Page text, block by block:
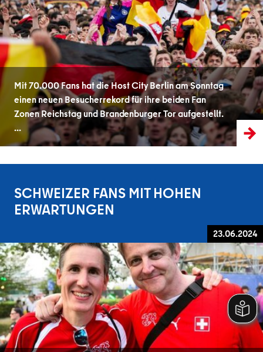
Mit 70.000 Fans hat die Host City Berlin am Sonntag
einen neuen Besucherrekord für ihre beiden Fan
Zonen Reichstag und Brandenburger Tor aufgestellt.
…
SCHWEIZER FANS MIT HOHEN
ERWARTUNGEN
23.06.2024